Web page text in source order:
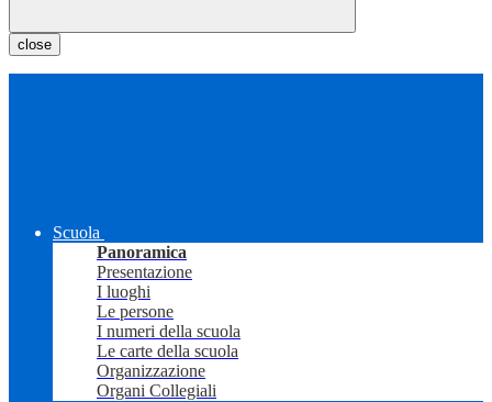
close
Scuola
Panoramica
Presentazione
I luoghi
Le persone
I numeri della scuola
Le carte della scuola
Organizzazione
Organi Collegiali